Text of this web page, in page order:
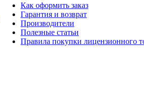
Как оформить заказ
Гарантия и возврат
Производители
Полезные статьи
Правила покупки лицензионного